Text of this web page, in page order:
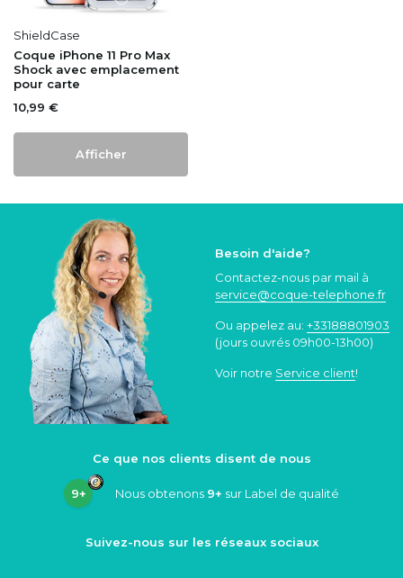
ShieldCase
Coque iPhone 11 Pro Max
Shock avec emplacement
pour carte
10,99 €
Afficher
Besoin d'aide?
Contactez-nous par mail à
service@coque-telephone.fr
Ou appelez au: +33188801903
(jours ouvrés 09h00-13h00)
Voir notre Service client!
Ce que nos clients disent de nous
9+ Nous obtenons 9+ sur Label de qualité
Suivez-nous sur les réseaux sociaux